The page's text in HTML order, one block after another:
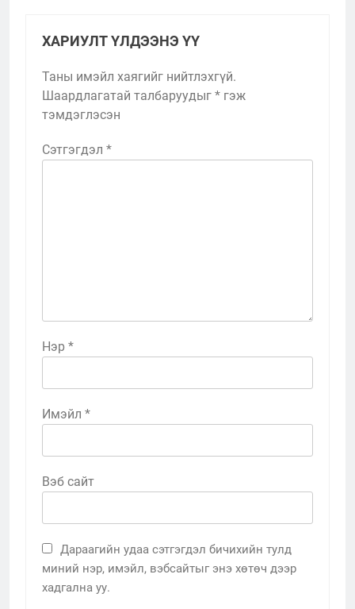
ХАРИУЛТ ҮЛДЭЭНЭ ҮҮ
Таны имэйл хаягийг нийтлэхгүй.
Шаардлагатай талбаруудыг * гэж
тэмдэглэсэн
Сэтгэгдэл *
Нэр *
Имэйл *
Вэб сайт
Дараагийн удаа сэтгэгдэл бичихийн тулд
миний нэр, имэйл, вэбсайтыг энэ хөтөч дээр
хадгална уу.